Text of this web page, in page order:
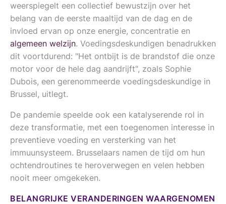
weerspiegelt een collectief bewustzijn over het
belang van de eerste maaltijd van de dag en de
invloed ervan op onze energie, concentratie en
algemeen welzijn. Voedingsdeskundigen benadrukken
dit voortdurend: "Het ontbijt is de brandstof die onze
motor voor de hele dag aandrijft", zoals Sophie
Dubois, een gerenommeerde voedingsdeskundige in
Brussel, uitlegt.
De pandemie speelde ook een katalyserende rol in
deze transformatie, met een toegenomen interesse in
preventieve voeding en versterking van het
immuunsysteem. Brusselaars namen de tijd om hun
ochtendroutines te heroverwegen en velen hebben
nooit meer omgekeken.
BELANGRIJKE VERANDERINGEN WAARGENOMEN